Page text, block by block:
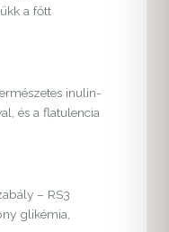
a főtt
inulin-
és a flatulencia
– RS3
glikémia,